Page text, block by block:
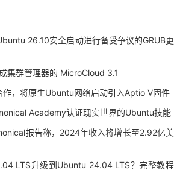
26.10安全启动进行备受争议的GRUB更
集群管理器的 MicroCloud 3.1
作，将原生Ubuntu网络启动引入Aptio V固件
Academy认证现实世界的Ubuntu技能
报告称，2024年收入将增长至2.92亿美
LTS升级到Ubuntu 24.04 LTS？完整教程